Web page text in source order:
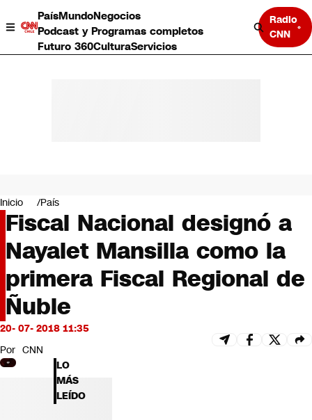
PaísMundoNegocios
Podcast y Programas completos
Futuro 360CulturaServicios
Radio
CNN
Negocios
Deportes
Programas completos
Cultura
Servicios
Bits
CNN Data
CNN tiempo
Futuro 360
Inicio País
Fiscal Nacional designó a
Nayalet Mansilla como la
primera Fiscal Regional de
Ñuble
20- 07- 2018 11:35
Por CNN
LO
MÁS
LEÍDO